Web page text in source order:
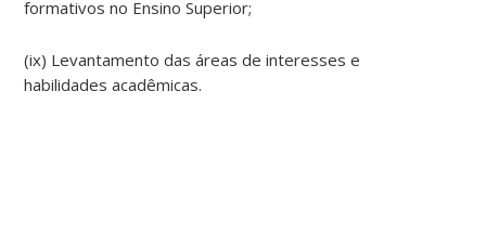
formativos no Ensino Superior;
(ix) Levantamento das áreas de interesses e
habilidades acadêmicas.